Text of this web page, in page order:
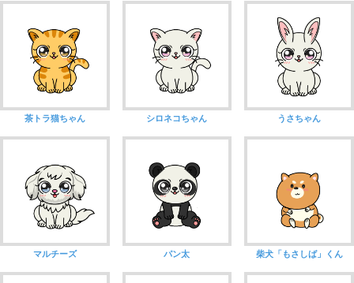
茶トラ猫ちゃん シロネコちゃん うさちゃん
マルチーズ パン太 柴犬「もさしば」くん